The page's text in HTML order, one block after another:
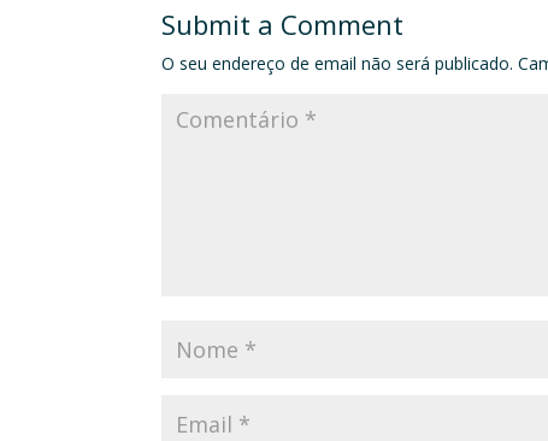
Submit a Comment
O seu endereço de email não será publicado.